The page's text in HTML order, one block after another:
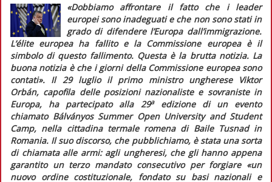
«Dobbiamo affrontare il fatto che i leader
europei sono inadeguati e che non sono stati in
grado di difendere l’Europa dall’immigrazione.
L’éliteeuropea ha fallito e la Commissione europea è il
simbolo di questo fallimento. Questa è la brutta notizia. La
buona notizia è che i giorni della Commissione europea sono
contati». Il 29 luglio il primo ministro ungherese Viktor
Orbán, capofila delle posizioni nazionaliste e sovraniste in
Europa, ha partecipato alla 29aedizione di un evento
chiamato Bálványos Summer Open University and Student
Camp, nella cittadina termale romena di Baile Tusnad in
Romania. Il suo discorso, che pubblichiamo, è stata una sorta
di chiamata alle armi: agli ungheresi, che gli hanno appena
garantito un terzo mandato consecutivo per forgiare «un
nuovo ordine costituzionale, fondato su basi nazionali e